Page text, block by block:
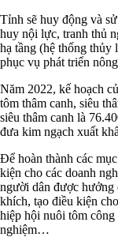
Tỉnh sẽ huy động và
huy nội lực, tranh thủ
hạ tầng (hệ thống thủy
phục vụ phát triển
Năm 2022, kế hoạch
tôm thâm canh, siêu
siêu thâm canh là
đưa kim ngạch xuất
Để hoàn thành các
kiện cho các doanh
người dân được hưởng
khích, tạo điều kiện
hiệp hội nuôi tôm
nghiệm…